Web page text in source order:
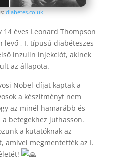
diabetes.co.uk
14 éves Leonard Thompson
levő , I. típusú diabéteszes
inzulin injekciót, akinek
az állapota.
Nobel-díjat kaptak a
a készítményt nem
az minél hamarább és
betegekhez juthasson.
a kutatóknak az
amivel megmentették az I.